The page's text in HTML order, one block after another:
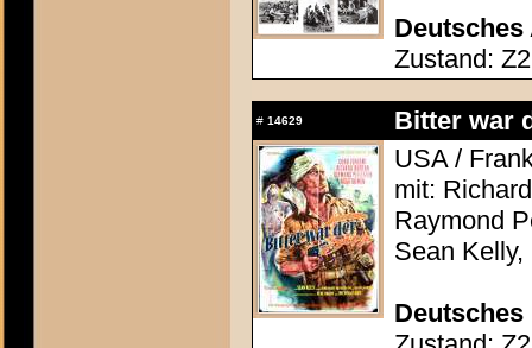
Deutsches
Zustand: Z2
# 14629
Bitter war
USA /
mit:
Raymond
Sean
Deutsches